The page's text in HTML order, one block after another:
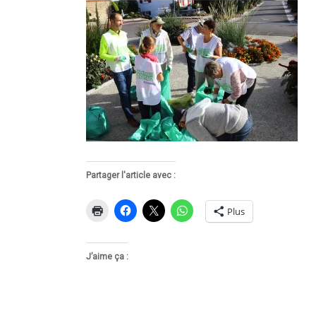
Partager l'article avec :
Plus
J’aime ça :